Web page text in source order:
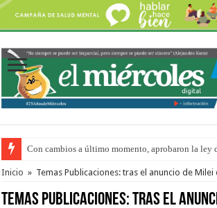
Con cambios a último momento, aprobaron la ley
Del viernes 7 al domingo 9 de agosto: la agenda
Inicio » Temas Publicaciones: tras el anuncio de Milei
Temas Publicaciones:tras el